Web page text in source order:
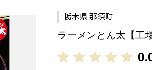
栃木県 那須町
ラーメンとん太【工